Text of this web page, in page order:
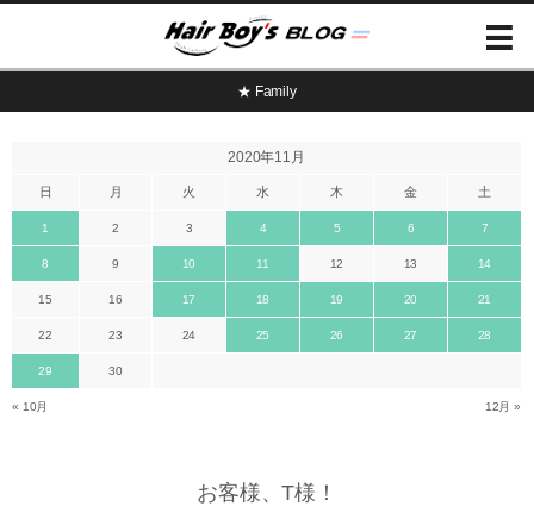
★ Family
2020年11月
日 月 火 水 木 金 土
« 10月 12月 »
1 2 3 4 5 6 7
8 9 10 11 12 13 14
15 16 17 18 19 20 21
22 23 24 25 26 27 28
29 30
お客様、T様！